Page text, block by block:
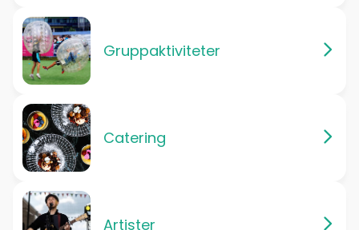
Gruppaktiviteter
Catering
Artister